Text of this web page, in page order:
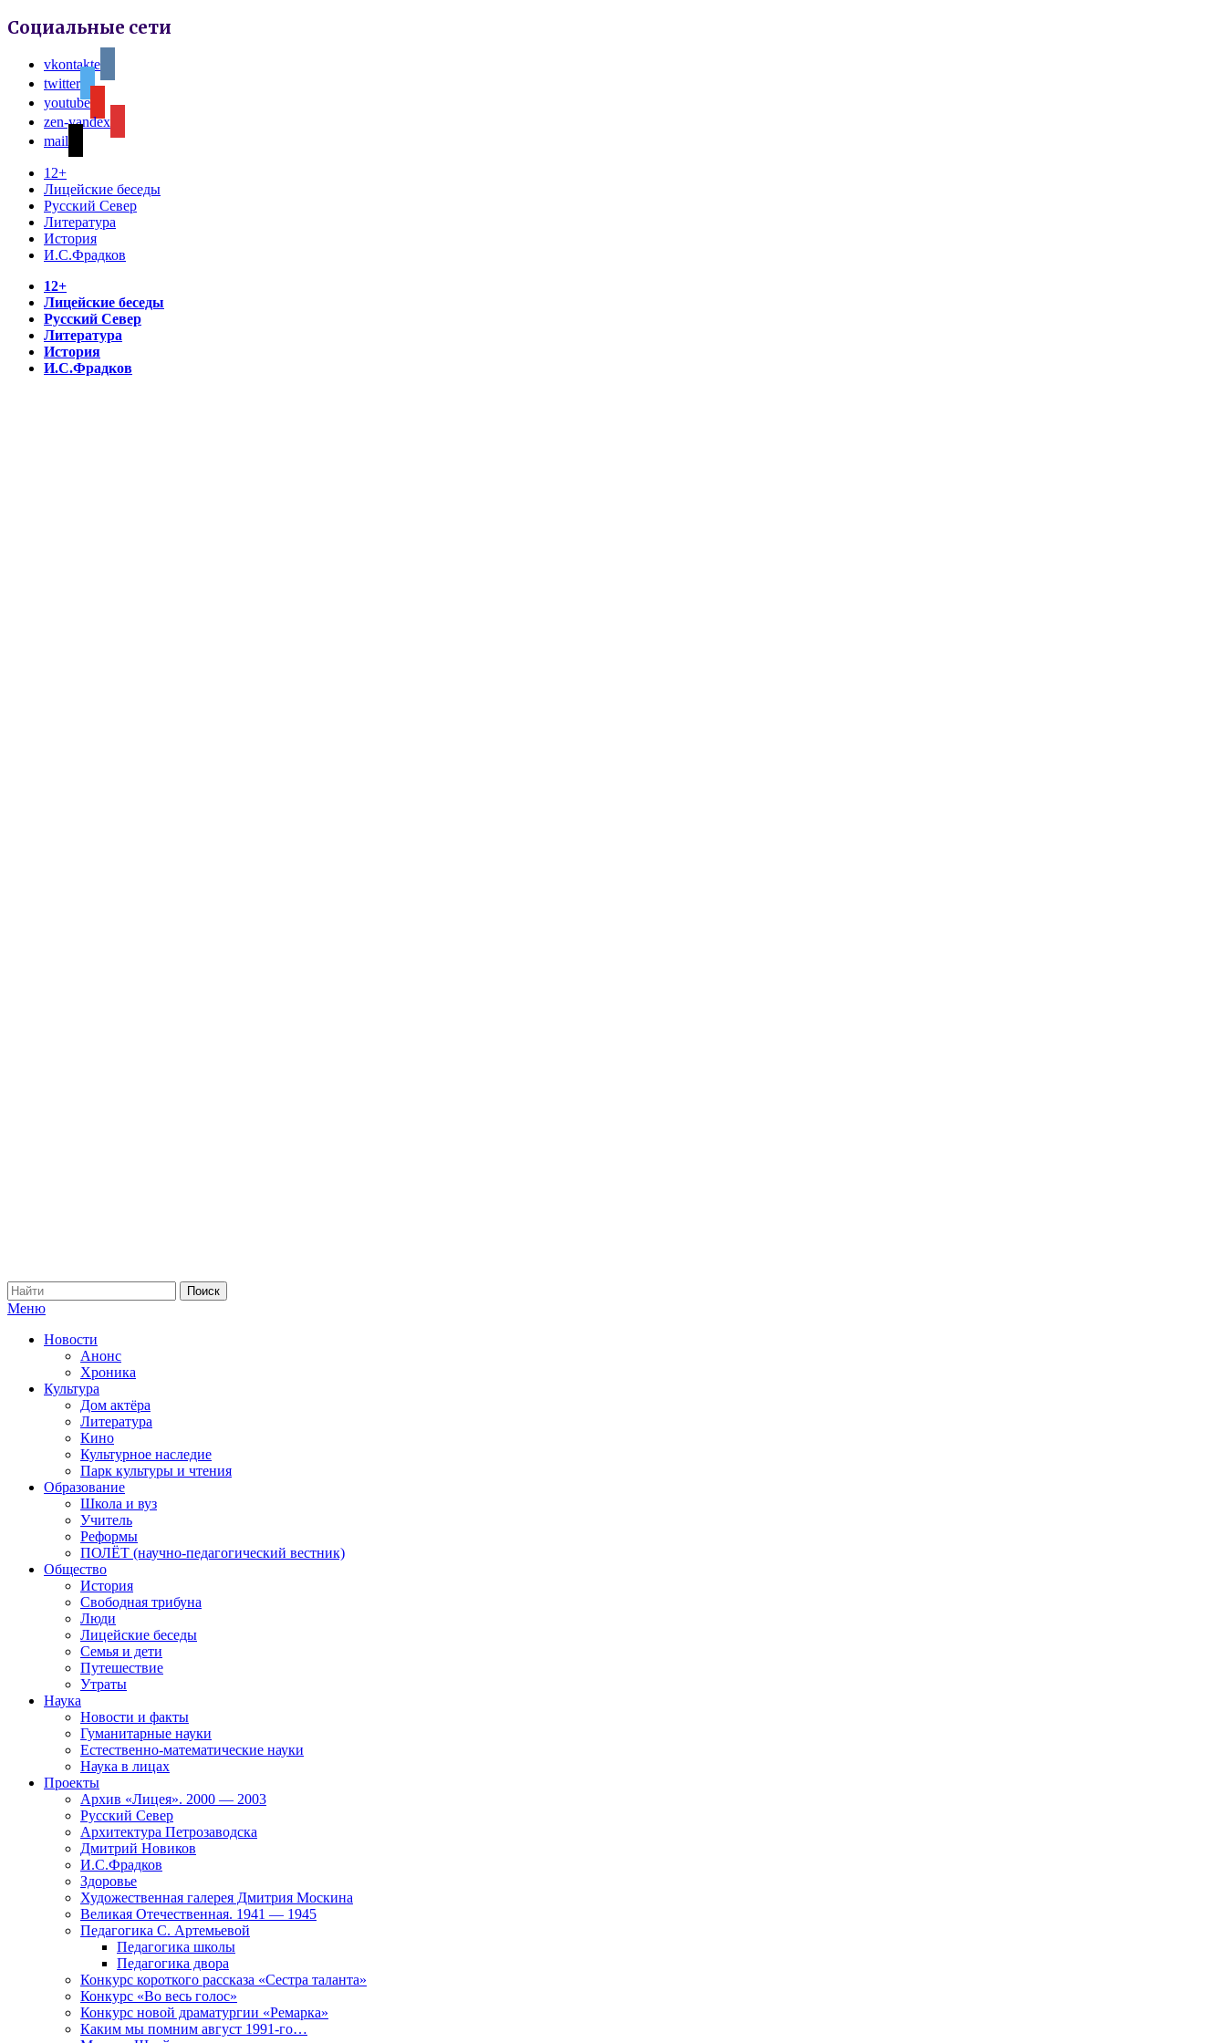
Социальные сети
vkontakte
twitter
youtube
zen-yandex
mail
12+
Лицейские беседы
Русский Север
Литература
История
И.С.Фрадков
12+
Лицейские беседы
Русский Север
Литература
История
И.С.Фрадков
Меню
Новости
Анонс
Хроника
Культура
Дом актёра
Литература
Кино
Культурное наследие
Парк культуры и чтения
Образование
Школа и вуз
Учитель
Реформы
ПОЛЁТ (научно-педагогический вестник)
Общество
История
Свободная трибуна
Люди
Лицейские беседы
Семья и дети
Путешествие
Утраты
Наука
Новости и факты
Гуманитарные науки
Естественно-математические науки
Наука в лицах
Проекты
Архив «Лицея». 2000 — 2003
Русский Север
Архитектура Петрозаводска
Дмитрий Новиков
И.С.Фрадков
Здоровье
Художественная галерея Дмитрия Москина
Великая Отечественная. 1941 — 1945
Педагогика С. Артемьевой
Педагогика школы
Педагогика двора
Конкурс короткого рассказа «Сестра таланта»
Конкурс «Во весь голос»
Конкурс новой драматургии «Ремарка»
Каким мы помним август 1991-го…